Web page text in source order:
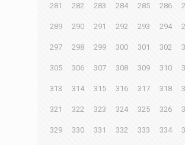
281 282 283 284 285 286
289 290 291 292 293 294
297 298 299 300 301 302
305 306 307 308 309 310
313 314 315 316 317 318
321 322 323 324 325 326
329 330 331 332 333 334